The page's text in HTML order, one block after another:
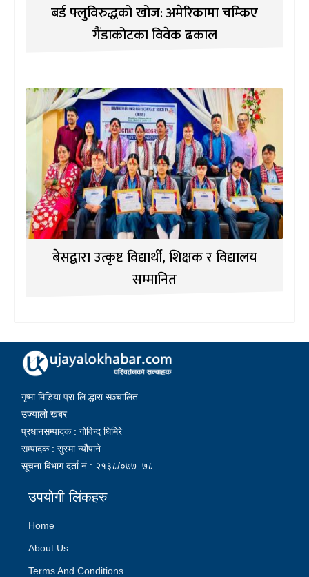
बर्ड फ्लुविरुद्धको खोज: अमेरिकामा चम्किए
गैंडाकोटका विवेक ढकाल
बेसद्वारा उत्कृष्ट विद्यार्थी, शिक्षक र विद्यालय
सम्मानित
गृष्मा मिडिया प्रा.लि.द्धारा सञ्चालित
उज्यालो खबर
प्रधानसम्पादक : गोविन्द घिमिरे
सम्पादक : सुस्मा न्यौपाने
सूचना विभाग दर्ता नं : २१३८/०७७–७८
उपयोगी लिंकहरु
Home
About Us
Terms And Conditions